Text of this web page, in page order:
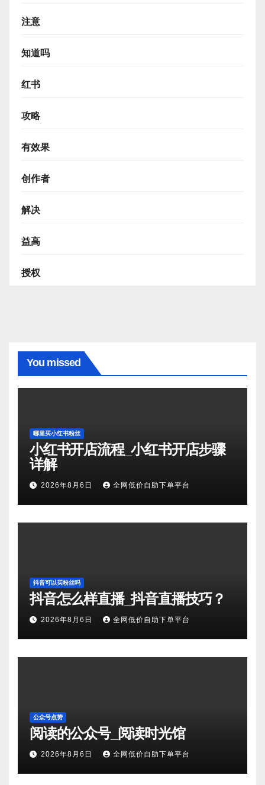
注意
知道吗
红书
攻略
有效果
创作者
解决
益高
授权
You missed
哪里买小红书粉丝
小红书开店流程_小红书开店步骤
详解
2026年8月6日 全网低价自助下单平台
抖音可以买粉丝吗
抖音怎么样直播_抖音直播技巧？
2026年8月6日 全网低价自助下单平台
公众号点赞
阅读的公众号_阅读时光馆
2026年8月6日 全网低价自助下单平台